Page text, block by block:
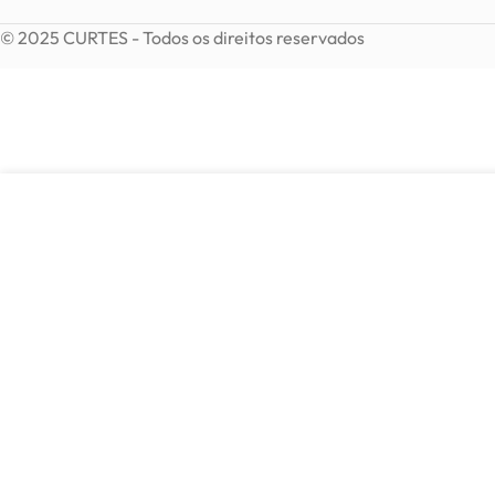
© 2025 CURTES - Todos os direitos reservados